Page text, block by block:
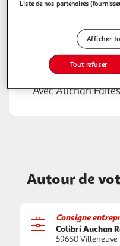
Le saviez-vous ? En
vos courses en point
vous propose
courses directement
Avec Auchan
Autour de
Consigne
Colibri Auchan
59650 Villeneuve
Liste de nos partenaires
Afficher
Tout refuser